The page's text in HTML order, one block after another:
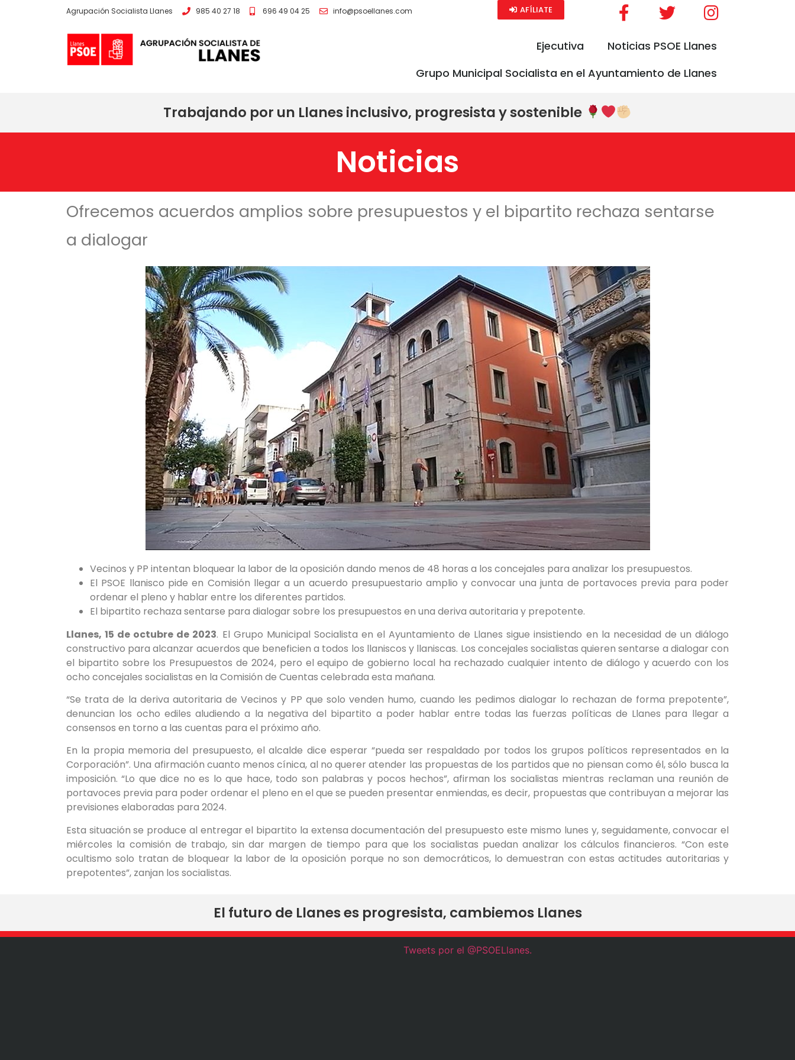
Agrupación Socialista Llanes 985 40 27 18 696 49 04 25 info@psoellanes.com AFÍLIATE
Ejecutiva
Noticias PSOE Llanes
Grupo Municipal Socialista en el Ayuntamiento de Llanes
Trabajando por un Llanes inclusivo, progresista y sostenible
Noticias
Ofrecemos acuerdos amplios sobre presupuestos y el bipartito rechaza sentarse
a dialogar
Vecinos y PP intentan bloquear la labor de la oposición dando menos de 48 horas a los concejales para analizar los presupuestos.
El PSOE llanisco pide en Comisión llegar a un acuerdo presupuestario amplio y convocar una junta de portavoces previa para poder
ordenar el pleno y hablar entre los diferentes partidos.
El bipartito rechaza sentarse para dialogar sobre los presupuestos en una deriva autoritaria y prepotente.
Llanes, 15 de octubre de 2023. El Grupo Municipal Socialista en el Ayuntamiento de Llanes sigue insistiendo en la necesidad de un diálogo
constructivo para alcanzar acuerdos que beneficien a todos los llaniscos y llaniscas. Los concejales socialistas quieren sentarse a dialogar con
el bipartito sobre los Presupuestos de 2024, pero el equipo de gobierno local ha rechazado cualquier intento de diálogo y acuerdo con los
ocho concejales socialistas en la Comisión de Cuentas celebrada esta mañana.
“Se trata de la deriva autoritaria de Vecinos y PP que solo venden humo, cuando les pedimos dialogar lo rechazan de forma prepotente”,
denuncian los ocho ediles aludiendo a la negativa del bipartito a poder hablar entre todas las fuerzas políticas de Llanes para llegar a
consensos en torno a las cuentas para el próximo año.
En la propia memoria del presupuesto, el alcalde dice esperar “pueda ser respaldado por todos los grupos políticos representados en la
Corporación”. Una afirmación cuanto menos cínica, al no querer atender las propuestas de los partidos que no piensan como él, sólo busca la
imposición. “Lo que dice no es lo que hace, todo son palabras y pocos hechos”, afirman los socialistas mientras reclaman una reunión de
portavoces previa para poder ordenar el pleno en el que se pueden presentar enmiendas, es decir, propuestas que contribuyan a mejorar las
previsiones elaboradas para 2024.
Esta situación se produce al entregar el bipartito la extensa documentación del presupuesto este mismo lunes y, seguidamente, convocar el
miércoles la comisión de trabajo, sin dar margen de tiempo para que los socialistas puedan analizar los cálculos financieros. “Con este
ocultismo solo tratan de bloquear la labor de la oposición porque no son democráticos, lo demuestran con estas actitudes autoritarias y
prepotentes”, zanjan los socialistas.
El futuro de Llanes es progresista, cambiemos Llanes
Tweets por el @PSOELlanes.